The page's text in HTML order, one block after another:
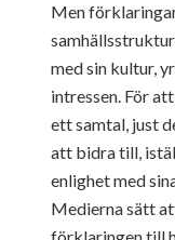
Men
med sin kultur,
intressen. För
ett samtal, just
att bidra till,
enlighet med
Medierna sätt